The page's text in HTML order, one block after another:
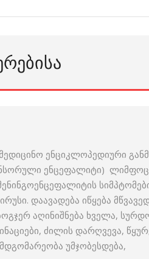
ენციკლოპედიური
ენცეფალიტი)
დაავადება იწყება
აღინიშნება ხველა,
ძილის დარღვევა,
უმჯობესდება,